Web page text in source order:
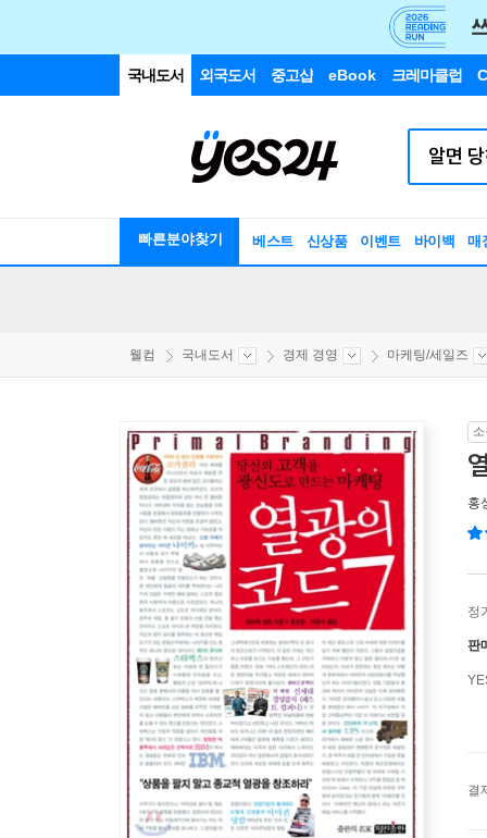
국내도서 외국도서 중고샵 eBook 크레마클럽
빠른분야찾기 베스트 신상품 이벤트 바이백 매
웰컴 국내도서 경제 경영 마케팅/세일즈
홍
정
판
결